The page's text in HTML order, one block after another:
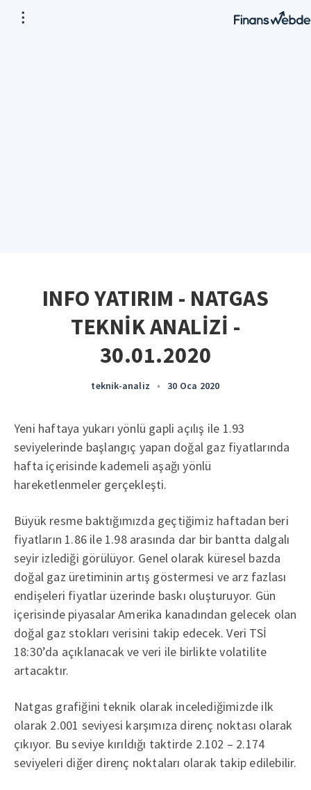
INFO YATIRIM - NATGAS
TEKNİK ANALİZİ -
30.01.2020
teknik-analiz • 30 Oca 2020
Yeni haftaya yukarı yönlü gapli açılış ile 1.93
seviyelerinde başlangıç yapan doğal gaz fiyatlarında
hafta içerisinde kademeli aşağı yönlü
hareketlenmeler gerçekleşti.
Büyük resme baktığımızda geçtiğimiz haftadan beri
fiyatların 1.86 ile 1.98 arasında dar bir bantta dalgalı
seyir izlediği görülüyor. Genel olarak küresel bazda
doğal gaz üretiminin artış göstermesi ve arz fazlası
endişeleri fiyatlar üzerinde baskı oluşturuyor. Gün
içerisinde piyasalar Amerika kanadından gelecek olan
doğal gaz stokları verisini takip edecek. Veri TSİ
18:30’da açıklanacak ve veri ile birlikte volatilite
artacaktır.
Natgas grafiğini teknik olarak incelediğimizde ilk
olarak 2.001 seviyesi karşımıza direnç noktası olarak
çıkıyor. Bu seviye kırıldığı taktirde 2.102 – 2.174
seviyeleri diğer direnç noktaları olarak takip edilebilir.